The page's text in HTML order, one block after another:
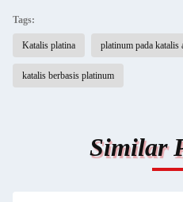
Tags:
Katalis platina platinum pada katalis
katalis berbasis platinum
Similar